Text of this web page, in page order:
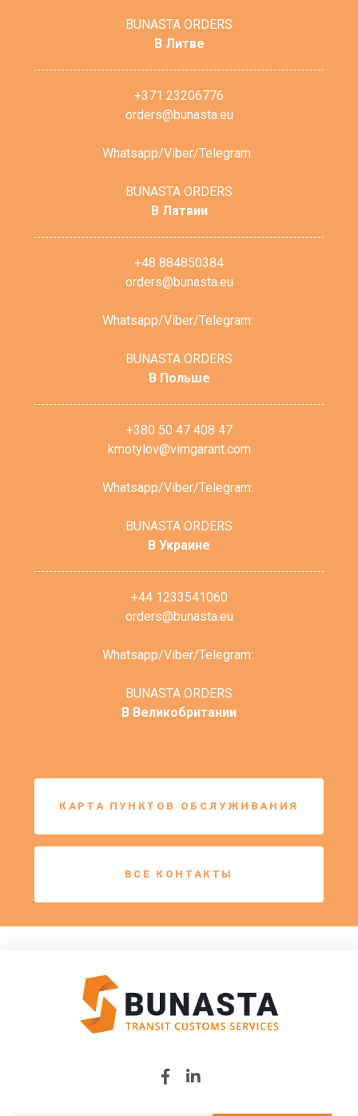
BUNASTA ORDERS
В Литве
+371 23206776
orders@bunasta.eu
Whatsapp/Viber/Telegram:
BUNASTA ORDERS
В Латвии
+48 884850384
orders@bunasta.eu
Whatsapp/Viber/Telegram:
BUNASTA ORDERS
В Польше
+380 50 47 408 47
kmotylov@vimgarant.com
Whatsapp/Viber/Telegram:
BUNASTA ORDERS
В Украине
+44 1233541060
orders@bunasta.eu
Whatsapp/Viber/Telegram:
BUNASTA ORDERS
В Великобритании
КАРТА ПУНКТОВ ОБСЛУЖИВАНИЯ
ВСЕ КОНТАКТЫ